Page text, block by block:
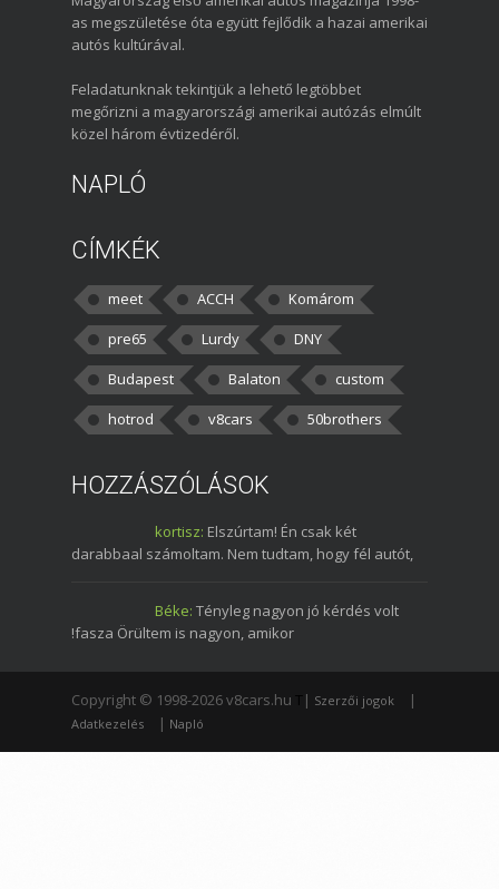
as megszületése óta együtt fejlődik a hazai amerikai
autós kultúrával.
Feladatunknak tekintjük a lehető legtöbbet
megőrizni a magyarországi amerikai autózás elmúlt
közel három évtizedéről.
NAPLÓ
CÍMKÉK
meet ACCH
Komárom
pre65
Lurdy
DNY
Budapest
Balaton
custom
hotrod
v8cars 50brothers
HOZZÁSZÓLÁSOK
kortisz: Elszúrtam! Én csak két
darabbaal számoltam. Nem tudtam, hogy fél autót,
Béke: Tényleg nagyon jó kérdés volt
!fasza Örültem is nagyon, amikor
Copyright © 1998-2026 v8cars.hu | Szerzői jogok |
Adatkezelés | Napló